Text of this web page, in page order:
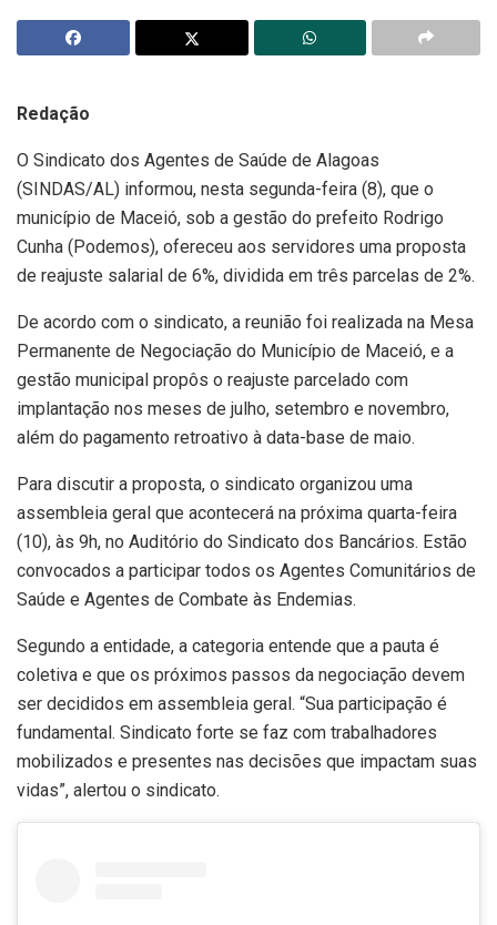
Redação
O Sindicato dos Agentes de Saúde de Alagoas
(SINDAS/AL) informou, nesta segunda-feira (8), que o
município de Maceió, sob a gestão do prefeito Rodrigo
Cunha (Podemos), ofereceu aos servidores uma proposta
de reajuste salarial de 6%, dividida em três parcelas de 2%.
De acordo com o sindicato, a reunião foi realizada na Mesa
Permanente de Negociação do Município de Maceió, e a
gestão municipal propôs o reajuste parcelado com
implantação nos meses de julho, setembro e novembro,
além do pagamento retroativo à data-base de maio.
Para discutir a proposta, o sindicato organizou uma
assembleia geral que acontecerá na próxima quarta-feira
(10), às 9h, no Auditório do Sindicato dos Bancários. Estão
convocados a participar todos os Agentes Comunitários de
Saúde e Agentes de Combate às Endemias.
Segundo a entidade, a categoria entende que a pauta é
coletiva e que os próximos passos da negociação devem
ser decididos em assembleia geral. “Sua participação é
fundamental. Sindicato forte se faz com trabalhadores
mobilizados e presentes nas decisões que impactam suas
vidas”, alertou o sindicato.